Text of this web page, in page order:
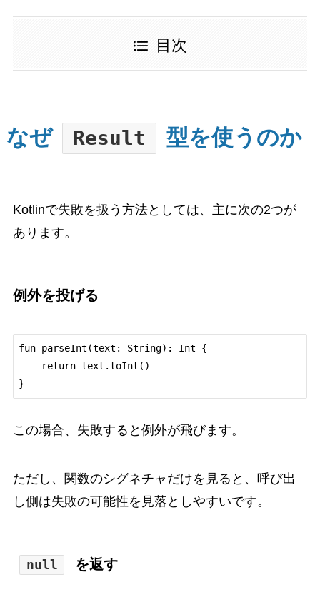
目次
なぜ Result 型を使うのか
Kotlinで失敗を扱う方法としては、主に次の2つが
あります。
例外を投げる
fun parseInt(text: String): Int {
この場合、失敗すると例外が飛びます。
ただし、関数のシグネチャだけを見ると、呼び出
し側は失敗の可能性を見落としやすいです。
null を返す